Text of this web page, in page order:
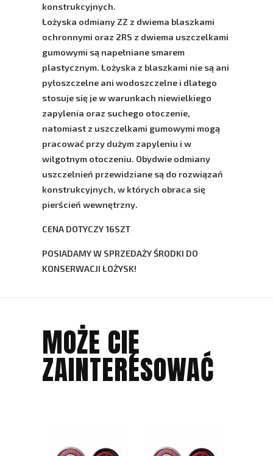
konstrukcyjnych.
Łożyska odmiany ZZ z dwiema blaszkami
ochronnymi oraz 2RS z dwiema uszczelkami
gumowymi są napełniane smarem
plastycznym. Łożyska z blaszkami nie są ani
pyłoszczelne ani wodoszczelne i dlatego
stosuje się je w warunkach niewielkiego
zapylenia oraz suchego otoczenie,
natomiast z uszczelkami gumowymi mogą
pracować przy dużym zapyleniu i w
wilgotnym otoczeniu. Obydwie odmiany
uszczelnień przewidziane są do rozwiązań
konstrukcyjnych, w których obraca się
pierścień wewnętrzny.
CENA DOTYCZY 16SZT
POSIADAMY W SPRZEDAŻY ŚRODKI DO
KONSERWACJI ŁOŻYSK!
MOŻE CIĘ
ZAINTERESOWAĆ